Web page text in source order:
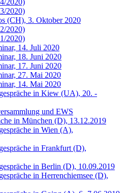
2020)
2020)
(CH), 3. Oktober 2020
2020)
2020)
14. Juli 2020
18. Juni 2020
17. Juni 2020
27. Mai 2020
14. Mai 2020
in Kiew (UA), 20. -
und EWS
in München (D), 13.12.2019
in Wien (A),
in Frankfurt (D),
in Berlin (D), 10.09.2019
in Herrenchiemsee (D),